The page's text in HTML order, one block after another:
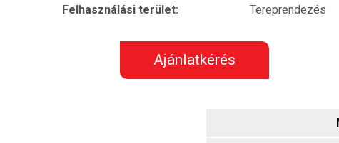
Felhasználási terület: Tereprendezés
Ajánlatkérés